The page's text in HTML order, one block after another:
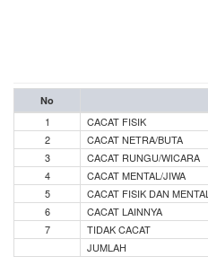
No
1 CACAT FISIK
2
CACAT NETRA/BUTA
3
CACAT RUNGU/WICARA
4
CACAT MENTAL/JIWA
5
CACAT FISIK DAN MENTAL
6
CACAT LAINNYA
7
TIDAK CACAT
JUMLAH